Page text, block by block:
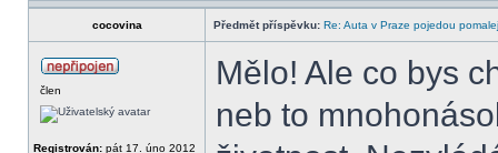
cocovina Předmět příspěvku: Re: Auta v Praze pojedou
člen
Registrován: pát 17. úno 2012
Mělo! Ale co bys
neb to